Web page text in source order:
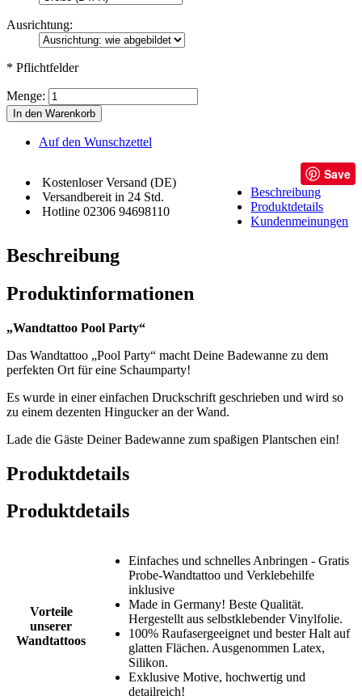
Ausrichtung:
* Pflichtfelder
Menge:
In den Warenkorb
Auf den Wunschzettel
Kostenloser Versand (DE)
Versandbereit in 24 Std.
Hotline 02306 94698110
Save
Beschreibung
Produktdetails
Kundenmeinungen
Beschreibung
Produktinformationen
„Wandtattoo Pool Party“
Das Wandtattoo „Pool Party“ macht Deine Badewanne zu dem
perfekten Ort für eine Schaumparty!
Es wurde in einer einfachen Druckschrift geschrieben und wird so
zu einem dezenten Hingucker an der Wand.
Lade die Gäste Deiner Badewanne zum spaßigen Plantschen ein!
Produktdetails
Produktdetails
Vorteile
unserer
Wandtattoos
Einfaches und schnelles Anbringen - Gratis
Probe-Wandtattoo und Verklebehilfe
inklusive
Made in Germany! Beste Qualität.
Hergestellt aus selbstklebender Vinylfolie.
100% Raufasergeeignet und bester Halt auf
glatten Flächen. Ausgenommen Latex,
Silikon.
Exklusive Motive, hochwertig und
detailreich!